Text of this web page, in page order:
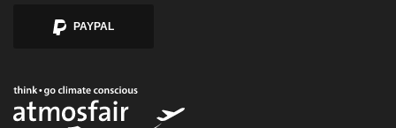
PAYPAL